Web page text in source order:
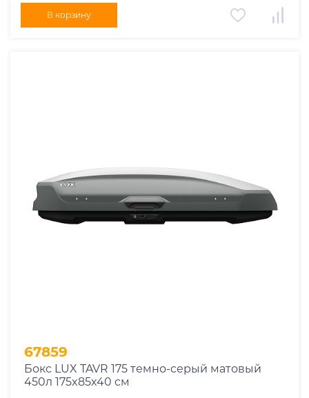
В корзину
67859
Бокс LUX TAVR 175 темно-серый матовый
450л 175x85x40 см